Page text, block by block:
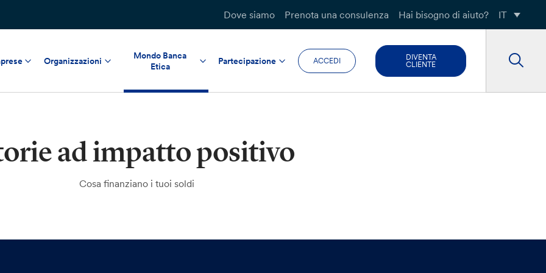
Dove siamo Prenota una consulenza Hai bisogno di aiuto? IT
Organizzazioni
Mondo Banca
Etica
Partecipazione ACCEDI
DIVENTA
CLIENTE
ad impatto positivo
Cosa finanziano i tuoi soldi